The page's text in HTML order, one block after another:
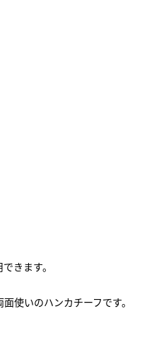
きます。
使いのハンカチーフです。